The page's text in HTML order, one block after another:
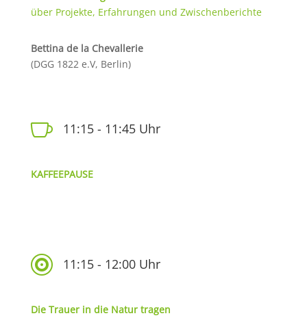
über Projekte, Erfahrungen und Zwischenberichte
Bettina de la Chevallerie
(DGG 1822 e.V, Berlin)
 11:15 - 11:45 Uhr
KAFFEEPAUSE
 11:15 - 12:00 Uhr
Die Trauer in die Natur tragen